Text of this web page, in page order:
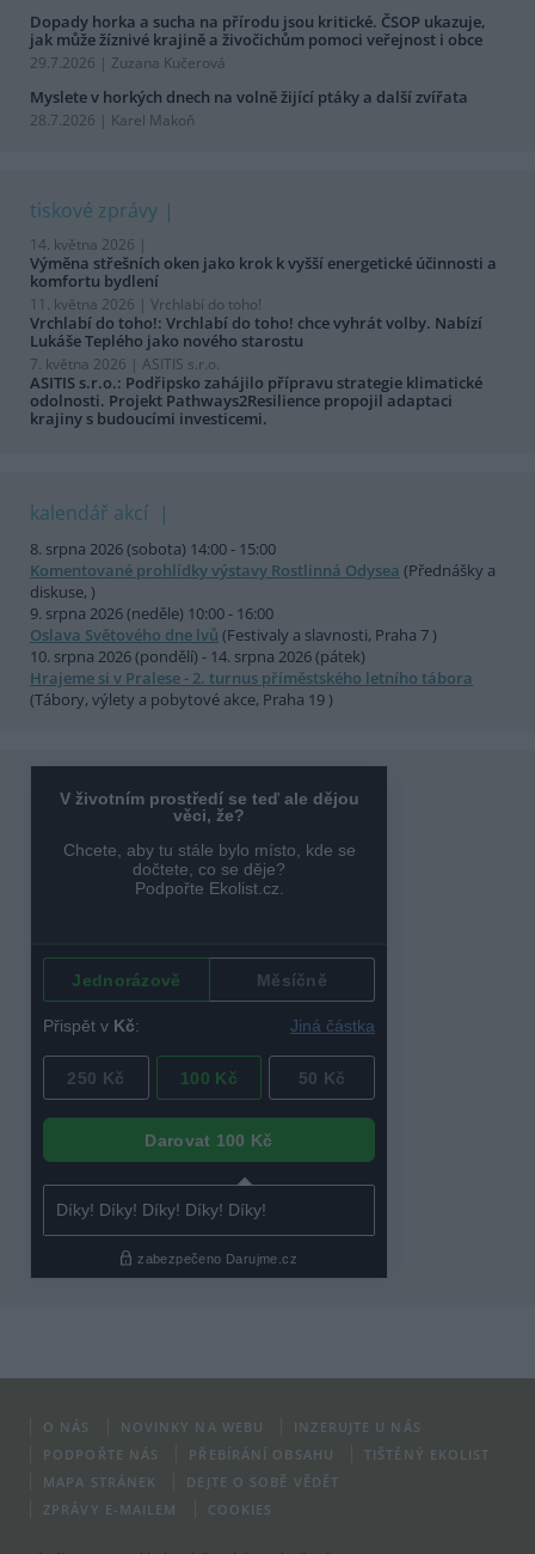
Dopady horka a sucha na přírodu jsou kritické. ČSOP ukazuje,
jak může žíznivé krajině a živočichům pomoci veřejnost i obce
29.7.2026 | Zuzana Kučerová
Myslete v horkých dnech na volně žijící ptáky a další zvířata
28.7.2026 | Karel Makoň
tiskové zprávy
14. května 2026 |
Výměna střešních oken jako krok k vyšší energetické účinnosti a
komfortu bydlení
11. května 2026 | Vrchlabí do toho!
Vrchlabí do toho!: Vrchlabí do toho! chce vyhrát volby. Nabízí
Lukáše Teplého jako nového starostu
7. května 2026 | ASITIS s.r.o.
ASITIS s.r.o.: Podřipsko zahájilo přípravu strategie klimatické
odolnosti. Projekt Pathways2Resilience propojil adaptaci
krajiny s budoucími investicemi.
kalendář akcí
8. srpna 2026 (sobota) 14:00 - 15:00
Komentované prohlídky výstavy Rostlinná Odysea (Přednášky a
diskuse, )
9. srpna 2026 (neděle) 10:00 - 16:00
Oslava Světového dne lvů (Festivaly a slavnosti, Praha 7 )
10. srpna 2026 (pondělí) - 14. srpna 2026 (pátek)
Hrajeme si v Pralese - 2. turnus příměstského letního tábora
(Tábory, výlety a pobytové akce, Praha 19 )
O NÁS NOVINKY NA WEBU
INZERUJTE U NÁS
PODPOŘTE NÁS
PŘEBÍRÁNÍ OBSAHU
TIŠTĚNÝ EKOLIST
MAPA STRÁNEK
DEJTE O SOBĚ VĚDĚT
ZPRÁVY E-MAILEM
COOKIES